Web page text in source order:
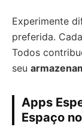
Experimente
preferida. Cada
Todos
seu
Apps
Espaço